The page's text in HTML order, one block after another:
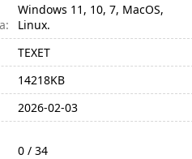
Windows 11, 10, 7, MacOS,
Linux.
TEXET
14218KB
2026-02-03
0 / 34